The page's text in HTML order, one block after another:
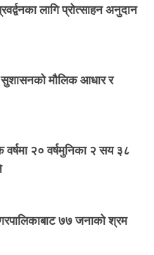
लागि प्रोत्साहन अनुदान
सुशासनको मौलिक आधार र
वर्षमा २० वर्षमुनिका २ सय ३८
७७ जनाको श्रम